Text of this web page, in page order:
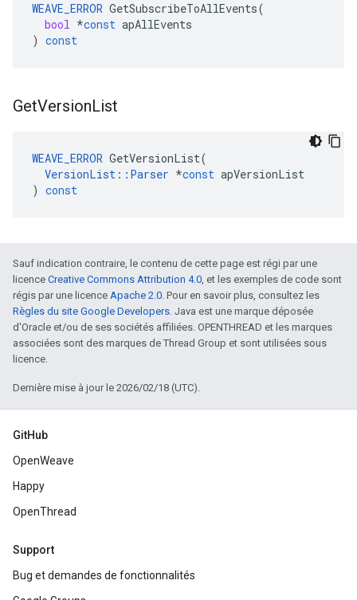
WEAVE_ERROR GetSubscribeToAllEvents(
bool *const apAllEvents
) const
GetVersionList
WEAVE_ERROR GetVersionList(
VersionList :: Parser *const apVersionList
) const
Sauf indication contraire, le contenu de cette page est régi par une
licence Creative Commons Attribution 4.0, et les exemples de code sont
régis par une licence Apache 2.0. Pour en savoir plus, consultez les
Règles du site Google Developers. Java est une marque déposée
d'Oracle et/ou de ses sociétés affiliées. OPENTHREAD et les marques
associées sont des marques de Thread Group et sont utilisées sous
licence.
Dernière mise à jour le 2026/02/18 (UTC).
GitHub
OpenWeave
Happy
OpenThread
Support
Bug et demandes de fonctionnalités